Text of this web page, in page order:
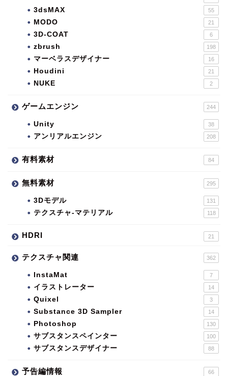
3dsMAX 55
MODO 21
3D-COAT 6
zbrush 198
マーベラスデザイナー 16
Houdini 21
NUKE 2
ゲームエンジン 244
Unity 38
アンリアルエンジン 208
有料素材 84
無料素材 295
3Dモデル 131
テクスチャ-マテリアル 118
HDRI 21
テクスチャ関連 362
InstaMat 7
イラストレーター 14
Quixel 3
Substance 3D Sampler 14
Photoshop 130
サブスタンスペインター 100
サブスタンスデザイナー 88
予告編情報 66